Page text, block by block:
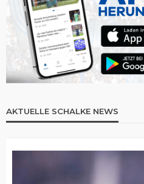
AKTUELLE SCHALKE NEWS